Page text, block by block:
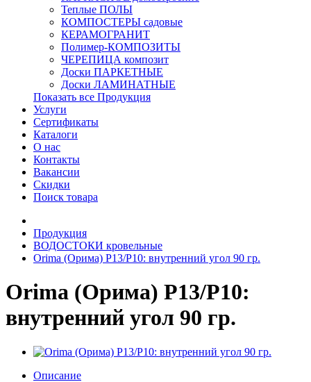
Теплые ПОЛЫ
КОМПОСТЕРЫ садовые
КЕРАМОГРАНИТ
Полимер-КОМПОЗИТЫ
ЧЕРЕПИЦА композит
Доски ПАРКЕТНЫЕ
Доски ЛАМИНАТНЫЕ
Показать все Продукция
Услуги
Сертификаты
Каталоги
О нас
Контакты
Вакансии
Скидки
Поиск товара
Продукция
ВОДОСТОКИ кровельные
Orima (Орима) P13/P10: внутренний угол 90 гр.
Orima (Орима) P13/P10:
внутренний угол 90 гр.
Описание